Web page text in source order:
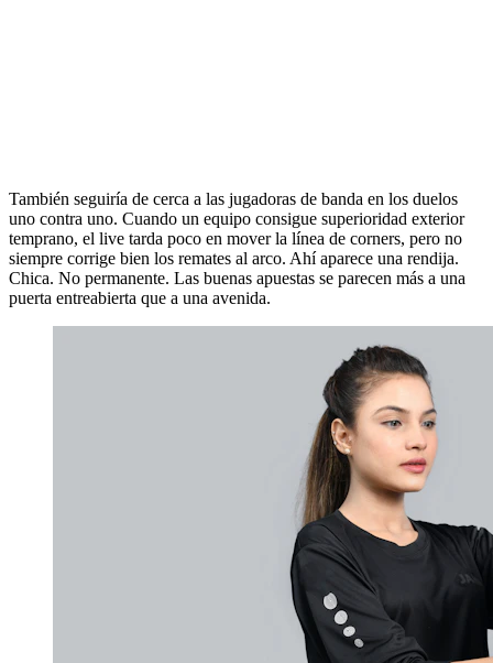
También seguiría de cerca a las jugadoras de banda en los duelos
uno contra uno. Cuando un equipo consigue superioridad exterior
temprano, el live tarda poco en mover la línea de corners, pero no
siempre corrige bien los remates al arco. Ahí aparece una rendija.
Chica. No permanente. Las buenas apuestas se parecen más a una
puerta entreabierta que a una avenida.